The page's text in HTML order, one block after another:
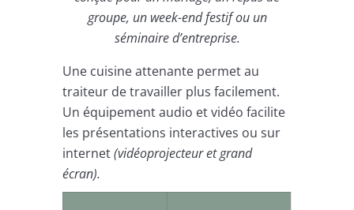
groupe, un week-end festif ou un
séminaire d’entreprise.
Une cuisine attenante permet au
traiteur de travailler plus facilement.
Un équipement audio et vidéo facilite
les présentations interactives ou sur
internet(vidéoprojecteur et grand
écran).